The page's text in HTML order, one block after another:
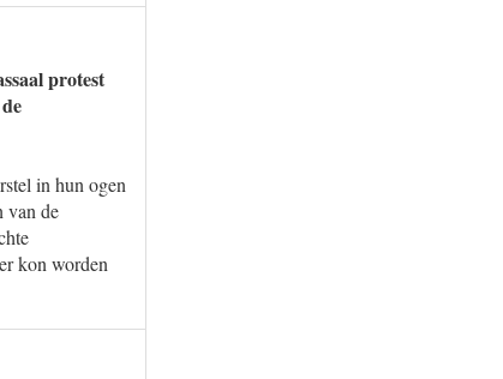
protest
in hun ogen
van de
kon worden